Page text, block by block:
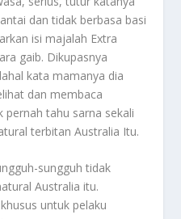
dan tidak berbasa basi
isi majalah Extra
gaib. Dikupasnya
kata mamanya dia
dan membaca
pernah tahu sarna sekali
terbitan Australia Itu.
sungguh tidak
Australia itu.
untuk pelaku